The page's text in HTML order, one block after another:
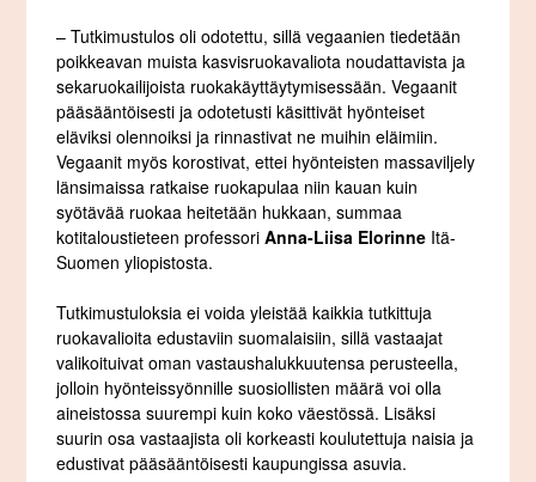
– Tutkimustulos oli odotettu, sillä vegaanien tiedetään
poikkeavan muista kasvisruokavaliota noudattavista ja
sekaruokailijoista ruokakäyttäytymisessään. Vegaanit
pääsääntöisesti ja odotetusti käsittivät hyönteiset
eläviksi olennoiksi ja rinnastivat ne muihin eläimiin.
Vegaanit myös korostivat, ettei hyönteisten massaviljely
länsimaissa ratkaise ruokapulaa niin kauan kuin
syötävää ruokaa heitetään hukkaan, summaa
kotitaloustieteen professoriAnna-Liisa Elorinne Itä-
Suomen yliopistosta.
Tutkimustuloksia ei voida yleistää kaikkia tutkittuja
ruokavalioita edustaviin suomalaisiin, sillä vastaajat
valikoituivat oman vastaushalukkuutensa perusteella,
jolloin hyönteissyönnille suosiollisten määrä voi olla
aineistossa suurempi kuin koko väestössä. Lisäksi
suurin osa vastaajista oli korkeasti koulutettuja naisia ja
edustivat pääsääntöisesti kaupungissa asuvia.